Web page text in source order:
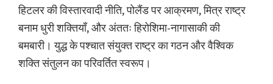
हिटलर की विस्तारवादी नीति, पोलैंड पर आक्रमण, मित्र राष्ट्र
बनाम धुरी शक्तियाँ, और अंततः हिरोशिमा-नागासाकी की
बमबारी। युद्ध के पश्चात संयुक्त राष्ट्र का गठन और वैश्विक
शक्ति संतुलन का परिवर्तित स्वरूप।